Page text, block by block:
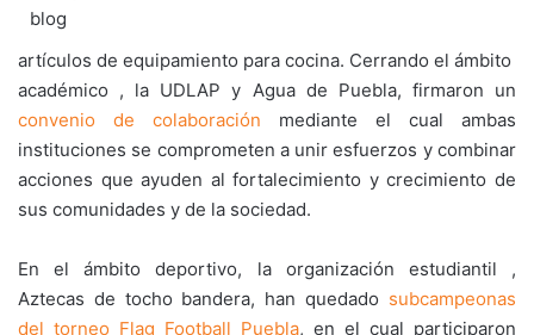
artículos de equipamiento para cocina. Cerrando el ámbito
académico , la UDLAP y Agua de Puebla, firmaron un
convenio de colaboración mediante el cual ambas
instituciones se comprometen a unir esfuerzos y combinar
acciones que ayuden al fortalecimiento y crecimiento de
sus comunidades y de la sociedad.
En el ámbito deportivo, la organización estudiantil ,
Aztecas de tocho bandera, han quedado subcampeonas
del torneo Flag Football Puebla, en el cual participaron